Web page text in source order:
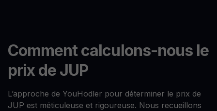
Comment calculons-nous le
prix de JUP
L’approche de YouHodler pour déterminer le prix de
JUP est méticuleuse et rigoureuse. Nous recueillons